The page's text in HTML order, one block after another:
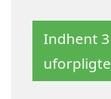
Indhent